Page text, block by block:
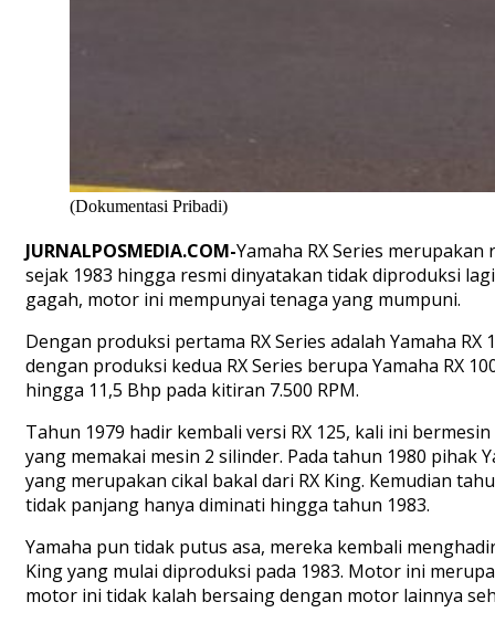
(Dokumentasi Pribadi)
JURNALPOSMEDIA.COM-Yamaha RX Series
sejak 1983 hingga resmi dinyatakan tidak diproduksi
gagah, motor ini mempunyai tenaga yang mumpuni.
Dengan produksi pertama RX Series adalah Yamaha
dengan produksi kedua RX Series berupa Yamaha RX
hingga 11,5 Bhp pada kitiran 7.500 RPM.
Tahun 1979 hadir kembali versi RX 125, kali ini
yang memakai mesin 2 silinder. Pada tahun 1980 pihak
yang merupakan cikal bakal dari RX King. Kemudian
tidak panjang hanya diminati hingga tahun 1983.
Yamaha pun tidak putus asa, mereka kembali
King yang mulai diproduksi pada 1983. Motor ini
motor ini tidak kalah bersaing dengan motor lainnya